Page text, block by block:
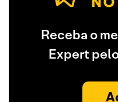
Receba o
Expert